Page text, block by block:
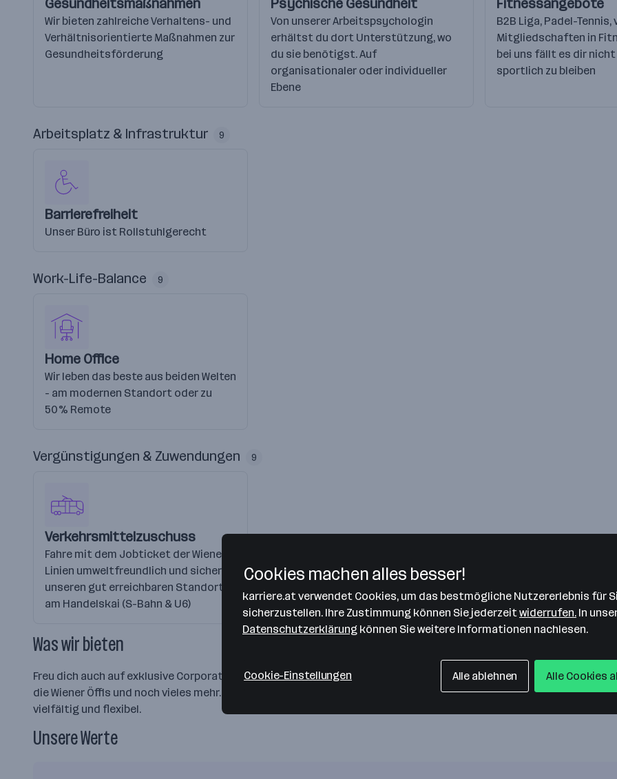
Gesundheitsmaßnahmen
Wir bieten zahlreiche Verhaltens- und
Verhältnisorientierte Maßnahmen zur
Gesundheitsförderung
Psychische Gesundheit
Von unserer Arbeitspsychologin
erhältst du dort Unterstützung, wo
du sie benötigst. Auf
organisationaler oder individueller
Ebene
Fitnessangebote
B2B Liga, Padel-
Mitgliedschaften in
bei uns fällt es dir nicht
sportlich zu bleiben
Arbeitsplatz & Infrastruktur 9
Barrierefreiheit
Unser Büro ist Rollstuhlgerecht
Work-Life-Balance 9
Home Office
Wir leben das beste aus beiden Welten
- am modernen Standort oder zu
50% Remote
Vergünstigungen & Zuwendungen 9
Verkehrsmittelzuschuss
Fahre mit dem Jobticket der Wiener
Linien umweltfreundlich und sicher an
unseren gut erreichbaren Standort
am Handelskai (S-Bahn & U6)
Was wir bieten
Freu dich auch auf exklusive Corporate Benefits, die Möglichkeit, von überall aus zu arbeiten, ein Jobticket für
die Wiener Öffis und noch vieles mehr. Bei Sky wird dein Arbeitsalltag nicht nur angenehm, sondern auch
vielfältig und flexibel.
Unsere Werte
Cookies machen alles besser!
karriere.at verwendet Cookies, um das bestmögliche Nutzererlebnis für
sicherzustellen. Ihre Zustimmung können Sie jederzeitwiderrufen. In
Datenschutzerklärung können Sie weitere Informationen nachlesen.
Cookie-Einstellungen Alle ablehnen Alle Cookies